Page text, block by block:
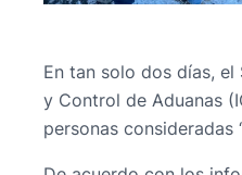
En tan solo dos días,
y Control de Aduanas
personas consideradas